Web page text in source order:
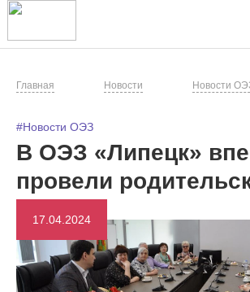
Главная Новости Новости
#Новости ОЭЗ
В ОЭЗ «Липецк»
провели
17.04.2024